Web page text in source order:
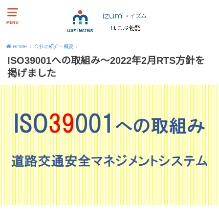
MENU
HOME 会社の紹介・概要
ISO39001への取組み～2022年2月RTS方針を
掲げました